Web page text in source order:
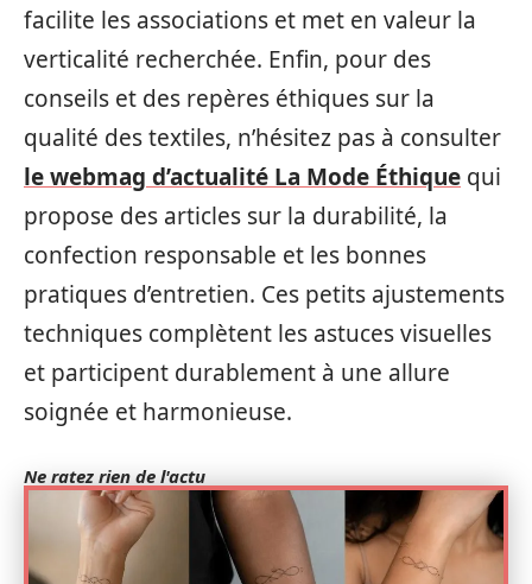
facilite les associations et met en valeur la
verticalité recherchée. Enfin, pour des
conseils et des repères éthiques sur la
qualité des textiles, n’hésitez pas à consulter
le webmag d’actualité La Mode Éthique qui
propose des articles sur la durabilité, la
confection responsable et les bonnes
pratiques d’entretien. Ces petits ajustements
techniques complètent les astuces visuelles
et participent durablement à une allure
soignée et harmonieuse.
Ne ratez rien de l'actu